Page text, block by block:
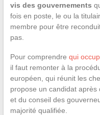
vis des gouvernements
fois en poste, le ou la
membre pour être
pas.
Pour comprendre qui
il faut remonter à la
européen, qui réunit les
propose un candidat
et du conseil des
majorité qualifiée.